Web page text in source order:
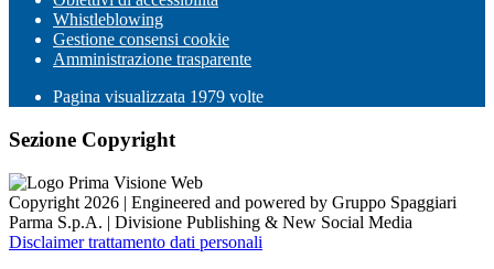
Whistleblowing
Gestione consensi cookie
Amministrazione trasparente
Pagina visualizzata 1979 volte
Sezione Copyright
Copyright 2026 | Engineered and powered by Gruppo Spaggiari
Parma S.p.A. | Divisione Publishing & New Social Media
Disclaimer trattamento dati personali